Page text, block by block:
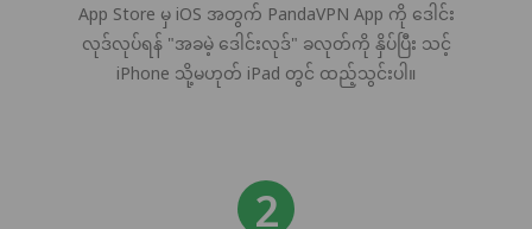
App Store မှ iOS အတွက် PandaVPN App ကို ဒေါင်း
လုဒ်လုပ်ရန် "အခမဲ့ ဒေါင်းလုဒ်" ခလုတ်ကို နှိပ်ပြီး သင့်
iPhone သို့မဟုတ် iPad တွင် ထည့်သွင်းပါ။